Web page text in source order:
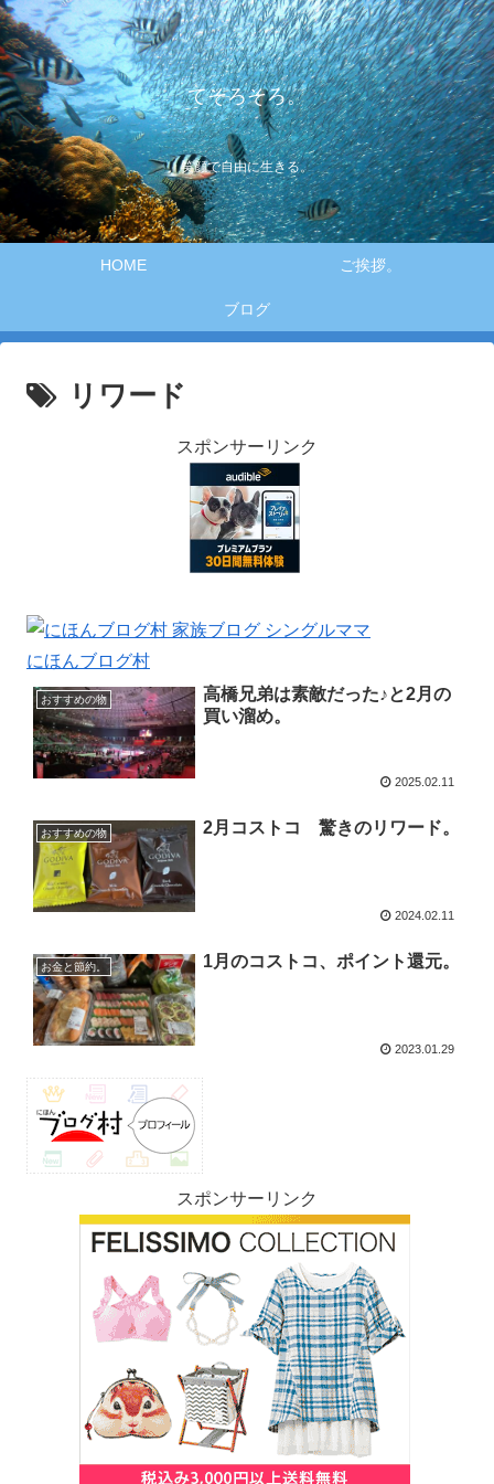
てそろそろ。
笑顔で自由に生きる。
HOME ご挨拶。
ブログ
リワード
スポンサーリンク
にほんブログ村
おすすめの物
高橋兄弟は素敵だった♪と2月の
買い溜め。
2025.02.11
おすすめの物 2月コストコ 驚きのリワード。
2024.02.11
お金と節約。 1月のコストコ、ポイント還元。
2023.01.29
スポンサーリンク